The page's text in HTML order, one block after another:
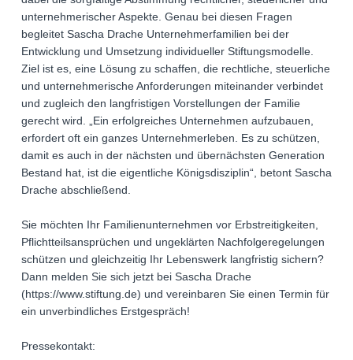
unternehmerischer Aspekte. Genau bei diesen Fragen
begleitet Sascha Drache Unternehmerfamilien bei der
Entwicklung und Umsetzung individueller Stiftungsmodelle.
Ziel ist es, eine Lösung zu schaffen, die rechtliche, steuerliche
und unternehmerische Anforderungen miteinander verbindet
und zugleich den langfristigen Vorstellungen der Familie
gerecht wird. „Ein erfolgreiches Unternehmen aufzubauen,
erfordert oft ein ganzes Unternehmerleben. Es zu schützen,
damit es auch in der nächsten und übernächsten Generation
Bestand hat, ist die eigentliche Königsdisziplin“, betont Sascha
Drache abschließend.
Sie möchten Ihr Familienunternehmen vor Erbstreitigkeiten,
Pflichtteilsansprüchen und ungeklärten Nachfolgeregelungen
schützen und gleichzeitig Ihr Lebenswerk langfristig sichern?
Dann melden Sie sich jetzt bei Sascha Drache
(https://www.stiftung.de) und vereinbaren Sie einen Termin für
ein unverbindliches Erstgespräch!
Pressekontakt: